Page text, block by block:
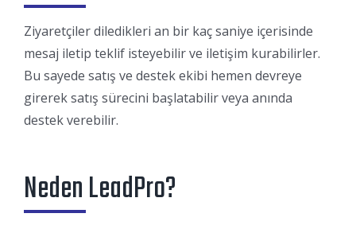
Ziyaretçiler diledikleri an bir kaç saniye içerisinde
mesaj iletip teklif isteyebilir ve iletişim kurabilirler.
Bu sayede satış ve destek ekibi hemen devreye
girerek satış sürecini başlatabilir veya anında
destek verebilir.
Neden LeadPro?